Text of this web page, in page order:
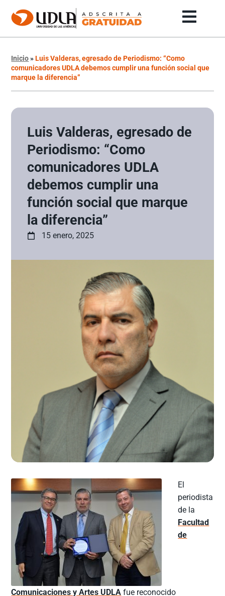
Inicio»Luis Valderas, egresado de Periodismo: “Como
comunicadores UDLA debemos cumplir una función social que
marque la diferencia”
Luis Valderas, egresado de
Periodismo: “Como
comunicadores UDLA
debemos cumplir una
función social que marque
la diferencia”
15 enero, 2025
El
periodista
de la
Facultad
de
Comunicaciones y Artes UDLA fue reconocido